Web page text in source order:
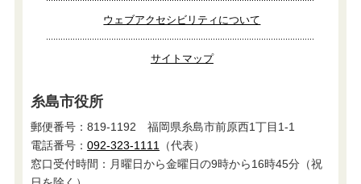
ウェブアクセシビリティについて
サイトマップ
糸島市役所
郵便番号：819-1192 福岡県糸島市前原西1丁目1-1
電話番号： 092-323-1111
（代表）
窓口受付時間：月曜日から金曜日の9時から16時45分（祝